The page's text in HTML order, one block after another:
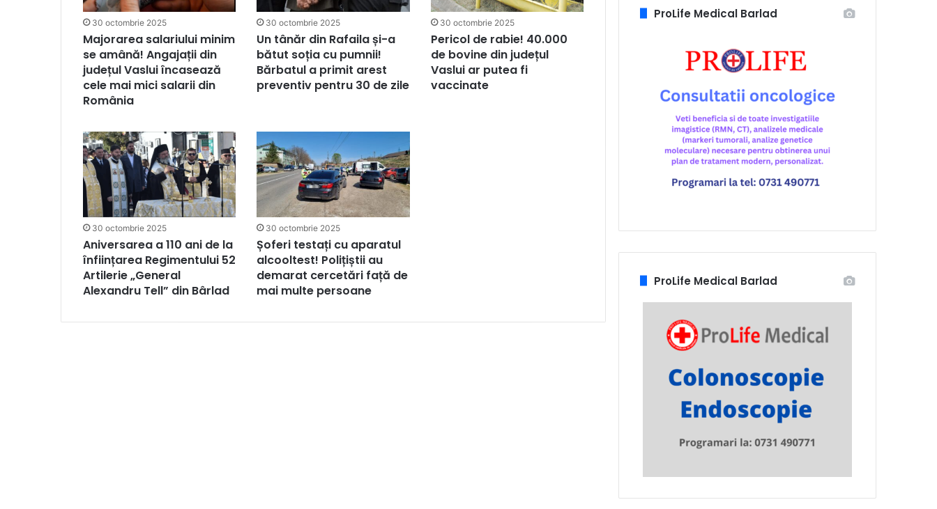
30 octombrie 2025
Majorarea salariului minim
se amână! Angajații din
județul Vaslui încasează
cele mai mici salarii din
România
30 octombrie 2025
Un tânăr din Rafaila și-a
bătut soția cu pumnii!
Bărbatul a primit arest
preventiv pentru 30 de zile
30 octombrie 2025
Pericol de rabie! 40.000
de bovine din județul
Vaslui ar putea fi
vaccinate
30 octombrie 2025
Aniversarea a 110 ani de la
înființarea Regimentului 52
Artilerie „General
Alexandru Tell” din Bârlad
30 octombrie 2025
Șoferi testați cu aparatul
alcooltest! Polițiștii au
demarat cercetări față de
mai multe persoane
ProLife Medical Barlad
ProLife Medical Barlad